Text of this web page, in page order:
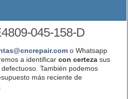
045-158-D
o Whatsapp
a identificar con certezasus
También podemos
más reciente de